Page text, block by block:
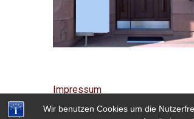
Wir benutzen Cookies um die
Impressum